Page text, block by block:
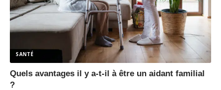
SANTÉ
Quels avantages il y a-t-il à être un aidant familial
?